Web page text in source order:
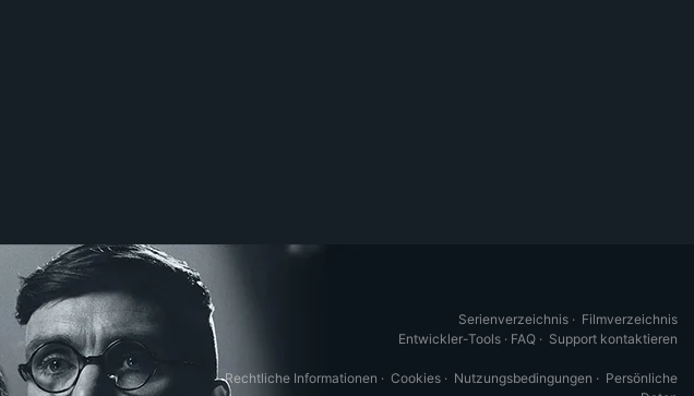
Serienverzeichnis · Filmverzeichnis
Entwickler-Tools · FAQ · Support kontaktieren
Rechtliche Informationen · Cookies · Nutzungsbedingungen · Persönliche